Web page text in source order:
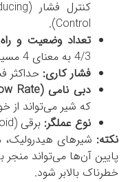
Control).
تعداد وضعیت و
4/3 به معنای 4 مسیر و 3 وضعیت است.
فشار کاری: حداکثر
دبی نامی (Rate
که شیر می‌تواند از
نوع عملگر: برقی (Solenoid)، دستی، پنوماتیکی و…
نکته: شیرهای
پایین آن‌ها می‌تواند منجر
خطرناک بالابر شود.